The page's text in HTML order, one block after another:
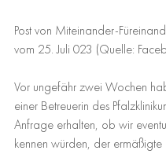
Post von Miteinander-
vom 25. Juli 023 (Quelle:
Vor ungefähr zwei Wochen
einer Betreuerin des
Anfrage erhalten, ob wir
kennen würden, der ermäßigte